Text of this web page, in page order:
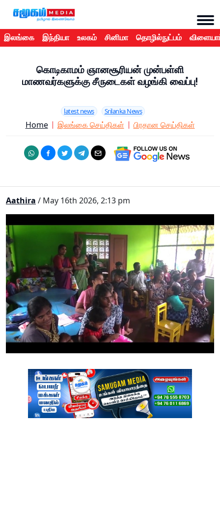
இலங்கை இந்தியா உலகம் சினிமா தொழில்நுட்பம்
கொடிகாமம் ஞானசூரியன் முன்பள்ளி
மாணவர்களுக்கு சீருடைகள் வழங்கி வைப்பு!
latest news Srilanka News
Home இலங்கை செய்திகள் பிரதான செய்திகள்
Aathira / May 16th 2026, 2:13 pm